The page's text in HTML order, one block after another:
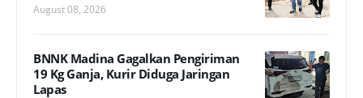
August 08, 2026
BNNK Madina Gagalkan Pengiriman
19 Kg Ganja, Kurir Diduga Jaringan
Lapas